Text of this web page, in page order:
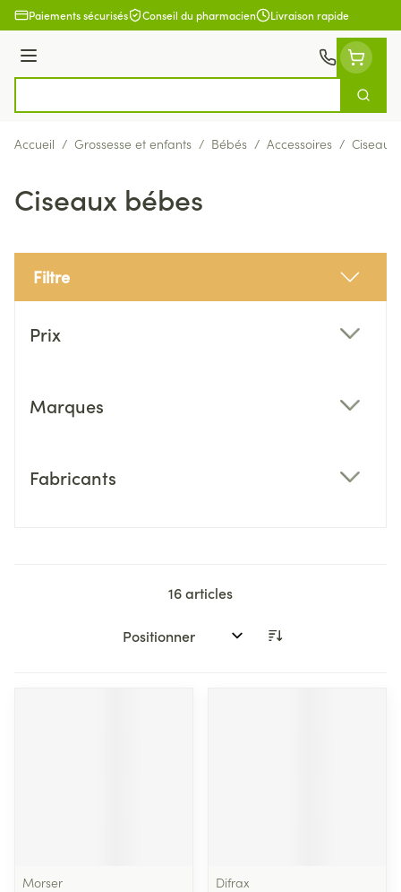
Aller au contenu
Paiements sécurisés Conseil du pharmacien Livraison rapide
Menu
Accueil / Grossesse et enfants / Bébés / Accessoires /
Ciseaux bébes
Filtre
Prix
Marques
Fabricants
16articles
Trier par:
Morser
Difrax